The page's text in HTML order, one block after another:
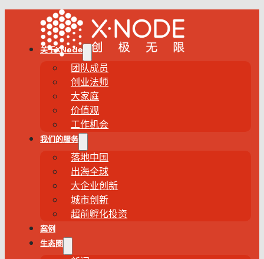
关于XNode
团队成员
创业法师
大家庭
价值观
工作机会
我们的服务
落地中国
出海全球
大企业创新
城市创新
超前孵化投资
案例
生态圈